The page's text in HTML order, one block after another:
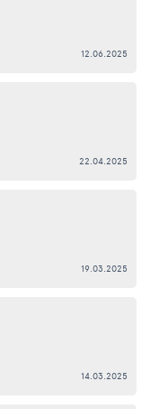
12.06.2025
22.04.2025
19.03.2025
14.03.2025